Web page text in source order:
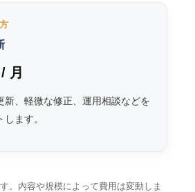
月
新、軽微な修正、運用相談などを
ます。
。内容や規模によって費用は変動しま